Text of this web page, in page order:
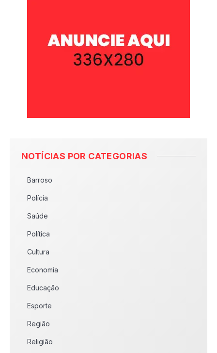
NOTÍCIAS POR CATEGORIAS
Barroso
Polícia
Saúde
Política
Cultura
Economia
Educação
Esporte
Região
Religião